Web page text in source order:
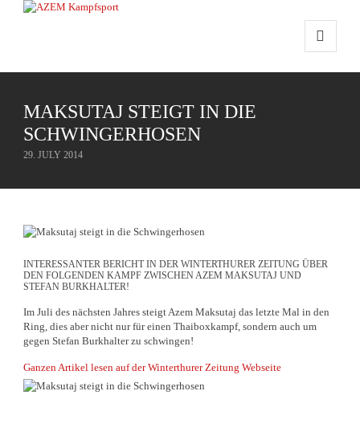
MAKSUTAJ STEIGT IN DIE
SCHWINGERHOSEN
29. JULY 2014
INTERESSANTER BERICHT IN DER WINTERTHURER ZEITUNG ÜBER
DEN FOLGENDEN KAMPF ZWISCHEN AZEM MAKSUTAJ UND
STEFAN BURKHALTER!
Im Juli des nächsten Jahres steigt Azem Maksutaj das letzte Mal in den
Ring, dies aber nicht nur für einen Thaiboxkampf, sondern auch um
gegen Stefan Burkhalter zu schwingen!
Ganzen Artikel lesen auf der Winterthurer Zeitung Webseite